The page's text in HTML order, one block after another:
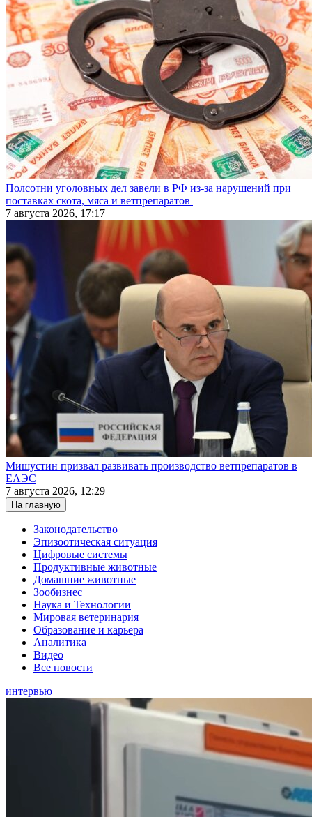
Полсотни уголовных дел завели в РФ из-за нарушений при
поставках скота, мяса и ветпрепаратов
7 августа 2026, 17:17
Мишустин призвал развивать производство ветпрепаратов в
ЕАЭС
7 августа 2026, 12:29
На главную
Законодательство
Эпизоотическая ситуация
Цифровые системы
Продуктивные животные
Домашние животные
Зообизнес
Наука и Технологии
Мировая ветеринария
Образование и карьера
Аналитика
Видео
Все новости
интервью